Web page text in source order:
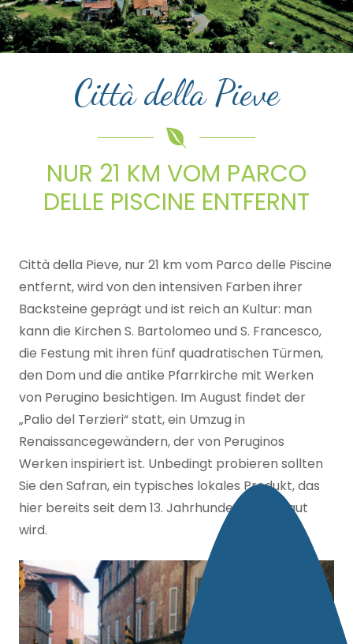
Città della Pieve
NUR 21 KM VOM PARCO
DELLE PISCINE ENTFERNT
Città della Pieve, nur 21 km vom Parco delle Piscine
entfernt, wird von den intensiven Farben ihrer
Backsteine geprägt und ist reich an Kultur: man
kann die Kirchen S. Bartolomeo und S. Francesco,
die Festung mit ihren fünf quadratischen Türmen,
den Dom und die antike Pfarrkirche mit Werken
von Perugino besichtigen. Im August findet der
„Palio del Terzieri“ statt, ein Umzug in
Renaissancegewändern, der von Peruginos
Werken inspiriert ist. Unbedingt probieren sollten
Sie den Safran, ein typisches lokales Produkt, das
hier bereits seit dem 13. Jahrhundert angebaut
wird.